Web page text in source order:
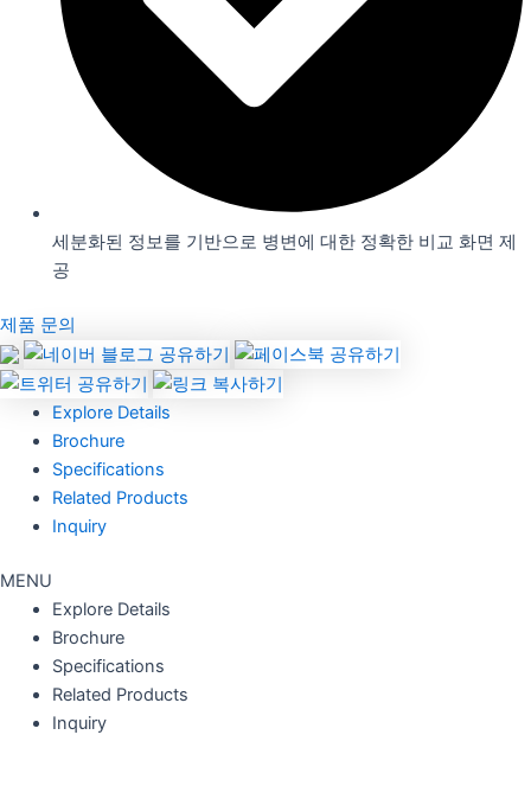
세분화된 정보를 기반으로 병변에 대한 정확한 비교 화면 제
공
제품 문의
Explore Details
Brochure
Specifications
Related Products
Inquiry
MENU
Explore Details
Brochure
Specifications
Related Products
Inquiry